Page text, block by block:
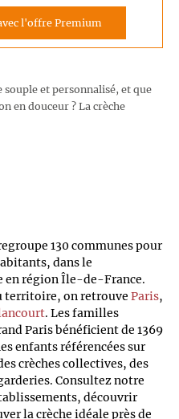
l'offre Premium
souple et personnalisé, et que
en douceur ? La crèche
130 communes pour
dans le
en région Île-de-France.
territoire, on retrouve Paris,
. Les familles
Paris bénéficient de 1369
enfants référencées sur
crèches collectives, des
Consultez notre
découvrir
la crèche idéale près de